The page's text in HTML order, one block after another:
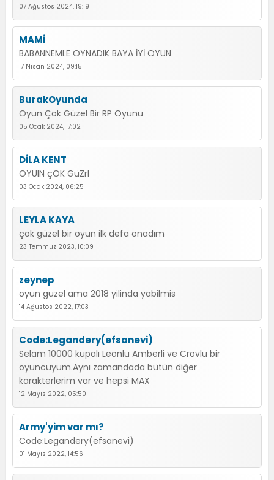
07 Ağustos 2024, 19:19
MAMİ
BABANNEMLE OYNADIK BAYA İYİ OYUN
17 Nisan 2024, 09:15
BurakOyunda
Oyun Çok Güzel Bir RP Oyunu
05 Ocak 2024, 17:02
DİLA KENT
OYUIN çOK GüZrl
03 Ocak 2024, 06:25
LEYLA KAYA
çok güzel bir oyun ilk defa onadım
23 Temmuz 2023, 10:09
zeynep
oyun guzel ama 2018 yilinda yabilmis
14 Ağustos 2022, 17:03
Code:Legandery(efsanevi)
Selam 10000 kupalı Leonlu Amberli ve Crovlu bir
oyuncuyum.Aynı zamandada bütün diğer
karakterlerim var ve hepsi MAX
12 Mayıs 2022, 05:50
Army'yim var mı?
Code:Legandery(efsanevi)
01 Mayıs 2022, 14:56